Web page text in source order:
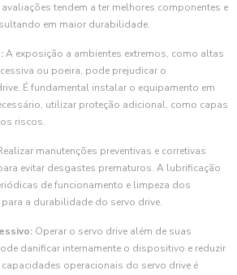
tendem a ter melhores componentes e
em maior durabilidade.
A exposição a ambientes extremos, como altas
ou poeira, pode prejudicar o
É fundamental instalar o equipamento em
utilizar proteção adicional, como capas
riscos.
manutenções preventivas e corretivas
evitar desgastes prematuros. A lubrificação
de funcionamento e limpeza dos
a durabilidade do servo drive.
Operar o servo drive além de suas
danificar internamente o dispositivo e reduzir
operacionais do servo drive é